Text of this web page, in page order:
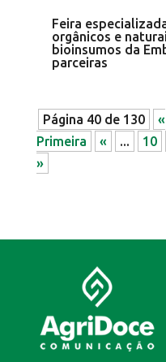
Feira
orgânicos e
bioinsumos da
parceiras
Página 40 de 130
«
Primeira
« ... 10
»